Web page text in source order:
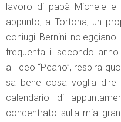
lavoro di papà Michele e
appunto, a Tortona, un
coniugi Bernini
frequenta il secondo anno
al liceo “Peano”, respira
sa bene cosa voglia
calendario di
concentrato sulla mia